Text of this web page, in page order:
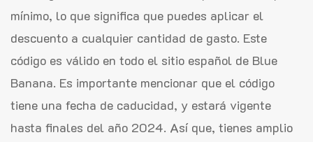
mínimo, lo que significa que puedes aplicar el
descuento a cualquier cantidad de gasto. Este
código es válido en todo el sitio español de Blue
Banana. Es importante mencionar que el código
tiene una fecha de caducidad, y estará vigente
hasta finales del año 2024. Así que, tienes amplio